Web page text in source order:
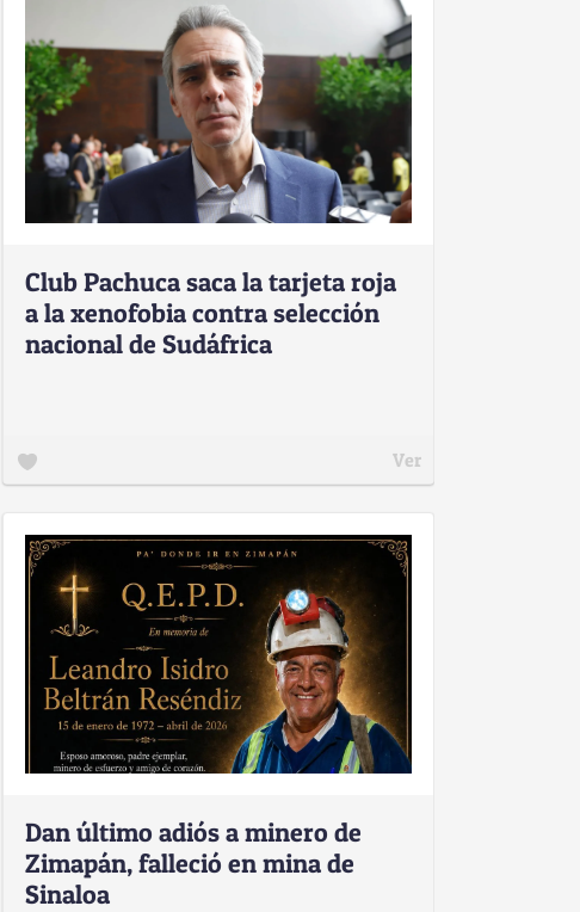
Club Pachuca saca la tarjeta roja
a la xenofobia contra selección
nacional de Sudáfrica
Ver
Dan último adiós a minero de
Zimapán, falleció en mina de
Sinaloa